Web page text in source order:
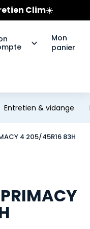
Clim☀️
pneus Bridgestone
Mon
panier
Entretien & vidange
4 205/45R16 83H